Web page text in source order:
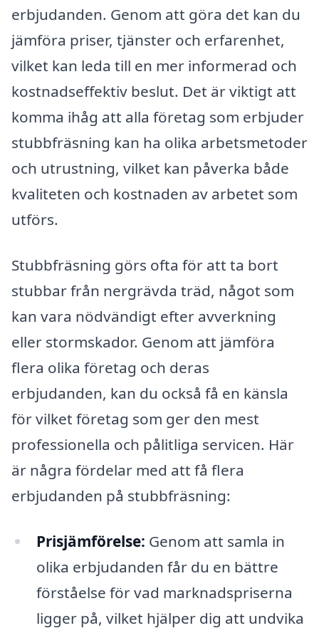
erbjudanden. Genom att göra det kan du
jämföra priser, tjänster och erfarenhet,
vilket kan leda till en mer informerad och
kostnadseffektiv beslut. Det är viktigt att
komma ihåg att alla företag som erbjuder
stubbfräsning kan ha olika arbetsmetoder
och utrustning, vilket kan påverka både
kvaliteten och kostnaden av arbetet som
utförs.
Stubbfräsning görs ofta för att ta bort
stubbar från nergrävda träd, något som
kan vara nödvändigt efter avverkning
eller stormskador. Genom att jämföra
flera olika företag och deras
erbjudanden, kan du också få en känsla
för vilket företag som ger den mest
professionella och pålitliga servicen. Här
är några fördelar med att få flera
erbjudanden på stubbfräsning:
Prisjämförelse: Genom att samla in
olika erbjudanden får du en bättre
förståelse för vad marknadspriserna
ligger på, vilket hjälper dig att undvika